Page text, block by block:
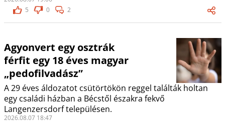
5
0 2
Agyonvert egy osztrák
férfit egy 18 éves magyar
„pedofilvadász”
A 29 éves áldozatot csütörtökön reggel találták holtan
egy családi házban a Bécstől északra fekvő
Langenzersdorf településen.
2026.08.07 18:47